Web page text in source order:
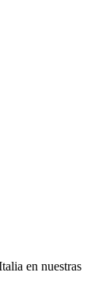
en nuestras